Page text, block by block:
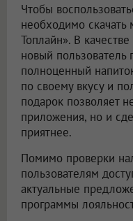
Чтобы
необходимо
Топлайн». В
новый
полноценный
по своему вкусу и
подарок позволяет
приложения, но и
приятнее.
Помимо проверки
пользователям
актуальные
программы